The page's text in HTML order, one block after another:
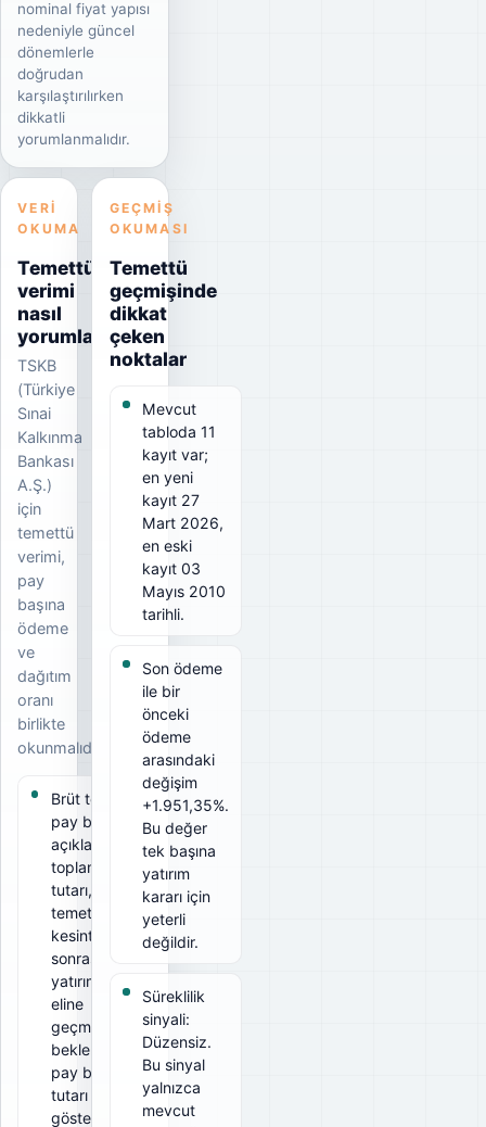
nominal fiyat yapısı
nedeniyle güncel
dönemlerle
doğrudan
karşılaştırılırken
dikkatli
yorumlanmalıdır.
VERI
OKUMA
Temettü
verimi
nasıl
yorumlanmalı?
TSKB
(Türkiye
Sınai
Kalkınma
Bankası
A.Ş.)
için
temettü
verimi,
pay
başına
ödeme
ve
dağıtım
oranı
birlikte
okunmalıdır.
Brüt temettü
pay başına
açıklanan
toplam
tutarı, net
temettü ise
kesintiler
sonrası
yatırımcının
eline
geçmesi
beklenen
pay başına
tutarı
gösterir. Bu
GEÇMIŞ
OKUMASI
Temettü
geçmişinde
dikkat
çeken
noktalar
Mevcut
tabloda 11
kayıt var;
en yeni
kayıt 27
Mart 2026,
en eski
kayıt 03
Mayıs 2010
tarihli.
Son ödeme
ile bir
önceki
ödeme
arasındaki
değişim
+1.951,35%.
Bu değer
tek başına
yatırım
kararı için
yeterli
değildir.
Süreklilik
sinyali:
Düzensiz.
Bu sinyal
yalnızca
mevcut